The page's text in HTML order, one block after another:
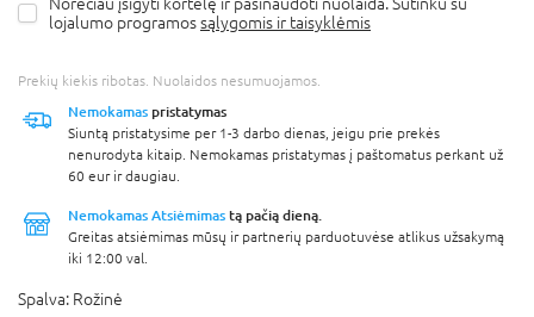
lojalumo programossąlygomis ir taisyklėmis
Prekių kiekis ribotas. Nuolaidos nesumuojamos.
Nemokamas pristatymas
Siuntą pristatysime per 1-3 darbo dienas, jeigu prie prekės
nenurodyta kitaip. Nemokamas pristatymas į paštomatus perkant už
60 eur ir daugiau.
Nemokamas Atsiėmimas tą pačią dieną.
Greitas atsiėmimas mūsų ir partnerių parduotuvėse atlikus užsakymą
iki 12:00 val.
Spalva: Rožinė